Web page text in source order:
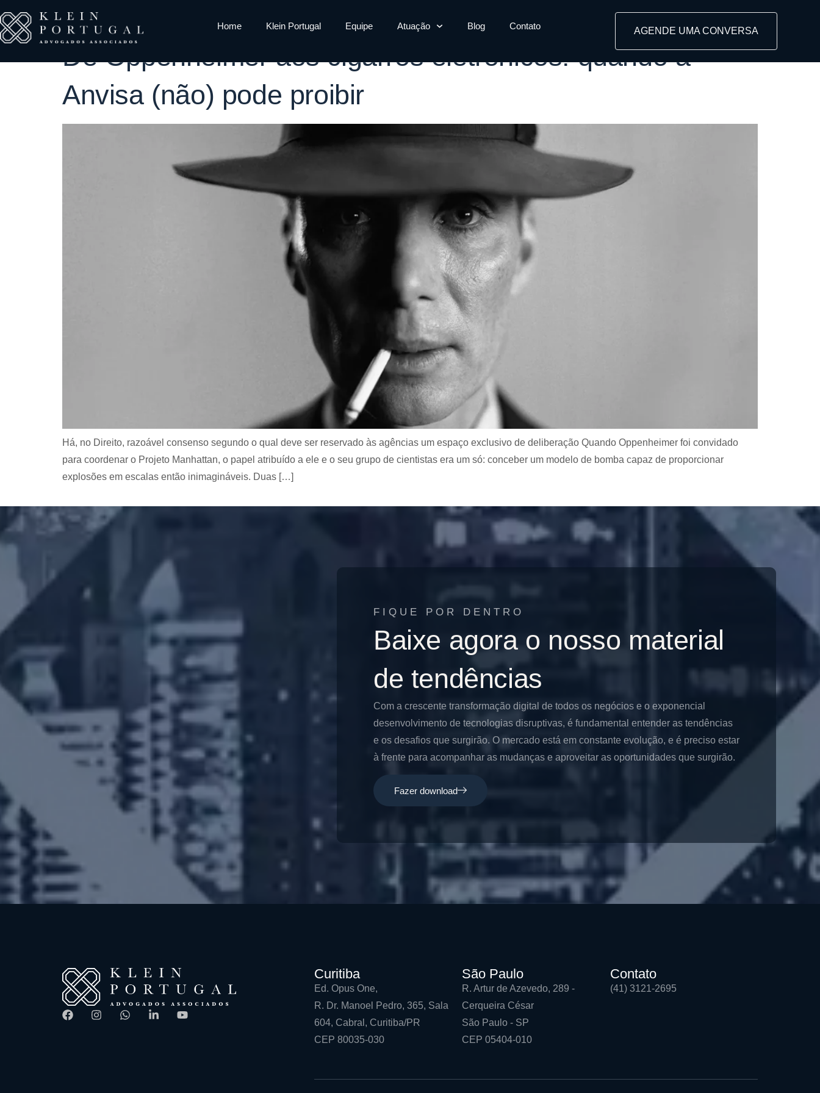
Home Klein Portugal Equipe Atuação Blog Contato AGENDE UMA CONVERSA
De Oppenheimer aos cigarros eletrônicos: quando a
Anvisa (não) pode proibir
Há, no Direito, razoável consenso segundo o qual deve ser reservado às agências um espaço exclusivo de deliberação Quando Oppenheimer foi convidado
para coordenar o Projeto Manhattan, o papel atribuído a ele e o seu grupo de cientistas era um só: conceber um modelo de bomba capaz de proporcionar
explosões em escalas então inimagináveis. Duas […]
FIQUE POR DENTRO
Baixe agora o nosso material
de tendências
Com a crescente transformação digital de todos os negócios e o exponencial
desenvolvimento de tecnologias disruptivas, é fundamental entender as tendências
e os desafios que surgirão. O mercado está em constante evolução, e é preciso estar
à frente para acompanhar as mudanças e aproveitar as oportunidades que surgirão.
Fazer download
Curitiba
Ed. Opus One,
R. Dr. Manoel Pedro, 365, Sala
604, Cabral, Curitiba/PR
CEP 80035-030
São Paulo
R. Artur de Azevedo, 289 -
Cerqueira César
São Paulo - SP
CEP 05404-010
Contato
(41) 3121-2695